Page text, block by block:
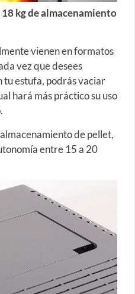
kg de almacenamiento
vienen en formatos
vez que desees
tu estufa, podrás vaciar
hará más práctico su uso
de pellet,
entre 15 a 20